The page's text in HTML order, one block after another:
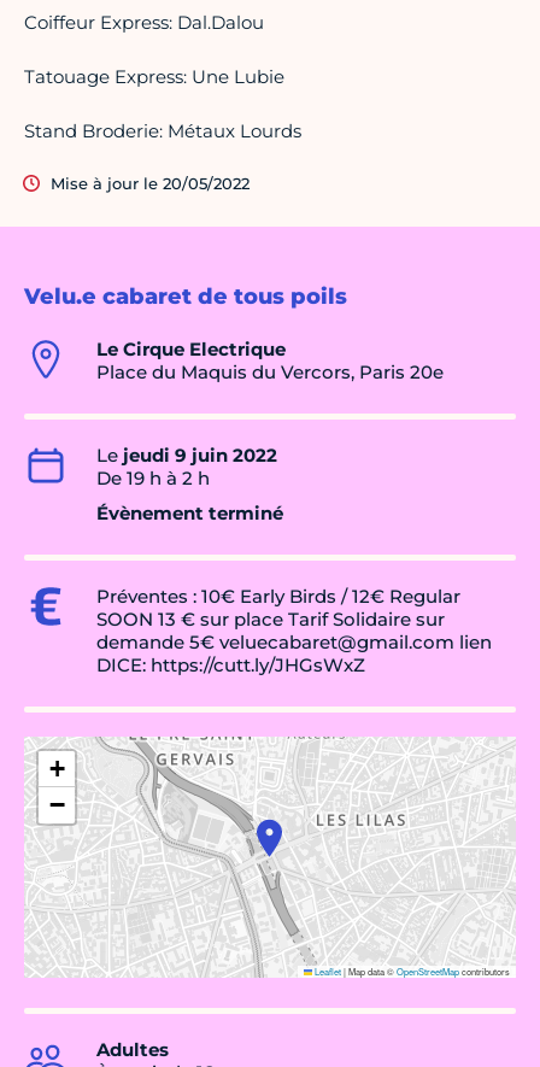
Velu.e cabaret de tous poils
Le Cirque Electrique
Place du Maquis du Vercors, Paris 20e
Le jeudi 9 juin 2022
De 19 h à 2 h
Évènement terminé
Préventes : 10€ Early Birds / 12€ Regular
SOON 13 € sur place Tarif Solidaire sur
demande 5€ veluecabaret@gmail.com lien
DICE: https://cutt.ly/JHGsWxZ
+
−
Leaflet|Map data ©OpenStreetMapcontributors
Adultes
Coiffeur Express: Dal.Dalou
Tatouage Express: Une Lubie
Stand Broderie: Métaux Lourds
Mise à jour le 20/05/2022